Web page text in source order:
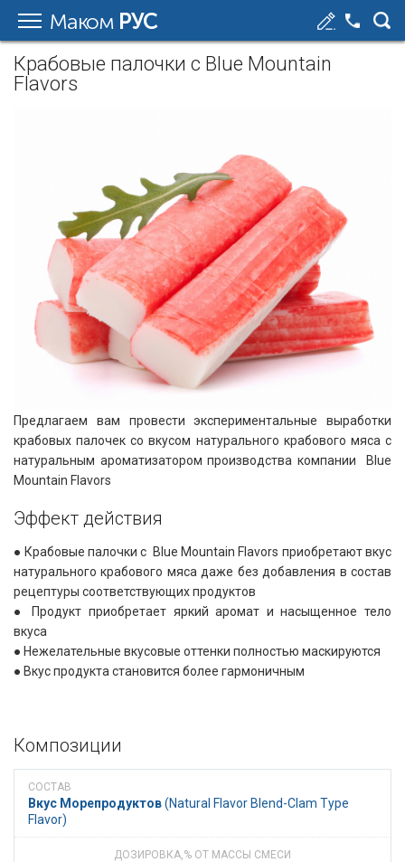
Маком РУС
Крабовые палочки с Blue Mountain
Flavors
Предлагаем вам провести экспериментальные выработки
крабовых палочек со вкусом натурального крабового мяса с
натуральным ароматизатором производства компании ​ Blue
Mountain Flavors​
Эффект действия​​
● Крабовые палочки с ​ Blue Mountain Flavors приобретают вкус
натурального крабового мяса даже без добавления в состав
рецептуры соответствующих продуктов
● Продукт приобретает яркий аромат и насыщенное тело
вкуса
● Нежелательные вкусовые оттенки полностью маскируются
● Вкус продукта становится более гармоничным
Композиции
Вкус Морепродуктов​​ (Natural Flavor Blend-Clam Type
Flavor)